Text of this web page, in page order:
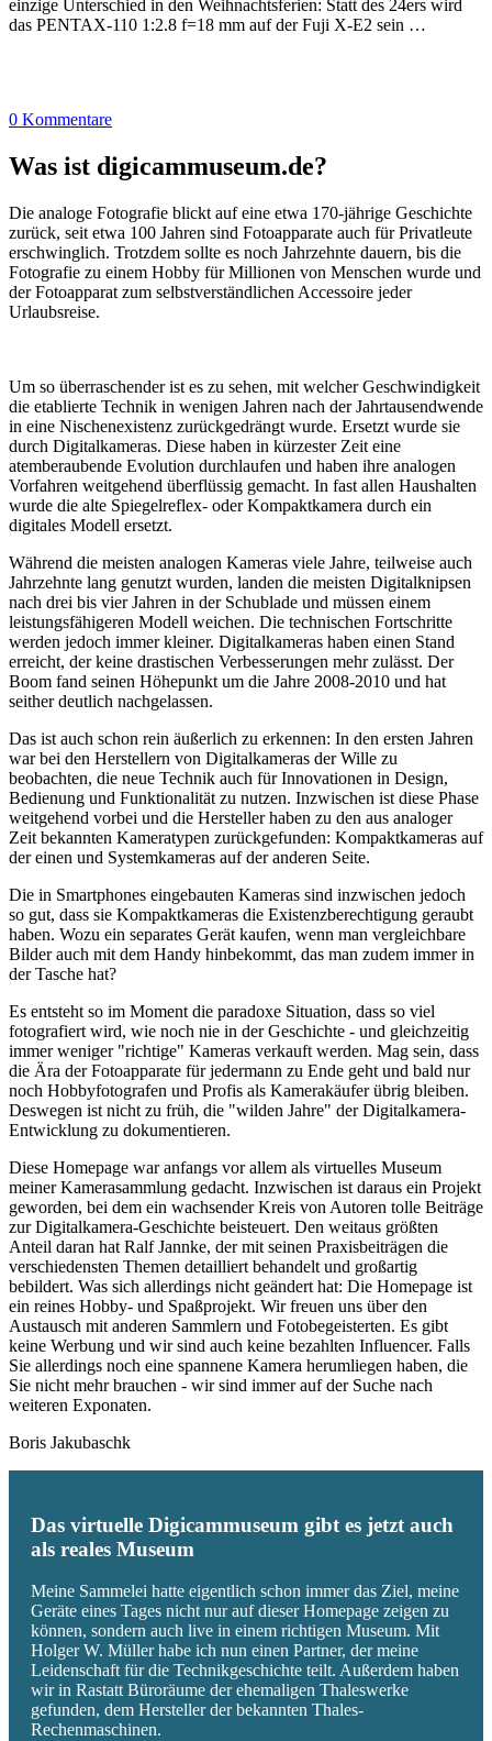
einzige Unterschied in den Weihnachtsferien: Statt des 24ers wird
das PENTAX-110 1:2.8 f=18 mm auf der Fuji X-E2 sein …
0 Kommentare
Was ist digicammuseum.de?
Die analoge Fotografie blickt auf eine etwa 170-jährige Geschichte
zurück, seit etwa 100 Jahren sind Fotoapparate auch für Privatleute
erschwinglich. Trotzdem sollte es noch Jahrzehnte dauern, bis die
Fotografie zu einem Hobby für Millionen von Menschen wurde und
der Fotoapparat zum selbstverständlichen Accessoire jeder
Urlaubsreise.
Um so überraschender ist es zu sehen, mit welcher Geschwindigkeit
die etablierte Technik in wenigen Jahren nach der Jahrtausendwende
in eine Nischenexistenz zurückgedrängt wurde. Ersetzt wurde sie
durch Digitalkameras. Diese haben in kürzester Zeit eine
atemberaubende Evolution durchlaufen und haben ihre analogen
Vorfahren weitgehend überflüssig gemacht. In fast allen Haushalten
wurde die alte Spiegelreflex- oder Kompaktkamera durch ein
digitales Modell ersetzt.
Während die meisten analogen Kameras viele Jahre, teilweise auch
Jahrzehnte lang genutzt wurden, landen die meisten Digitalknipsen
nach drei bis vier Jahren in der Schublade und müssen einem
leistungsfähigeren Modell weichen. Die technischen Fortschritte
werden jedoch immer kleiner. Digitalkameras haben einen Stand
erreicht, der keine drastischen Verbesserungen mehr zulässt. Der
Boom fand seinen Höhepunkt um die Jahre 2008-2010 und hat
seither deutlich nachgelassen.
Das ist auch schon rein äußerlich zu erkennen: In den ersten Jahren
war bei den Herstellern von Digitalkameras der Wille zu
beobachten, die neue Technik auch für Innovationen in Design,
Bedienung und Funktionalität zu nutzen. Inzwischen ist diese Phase
weitgehend vorbei und die Hersteller haben zu den aus analoger
Zeit bekannten Kameratypen zurückgefunden: Kompaktkameras auf
der einen und Systemkameras auf der anderen Seite.
Die in Smartphones eingebauten Kameras sind inzwischen jedoch
so gut, dass sie Kompaktkameras die Existenzberechtigung geraubt
haben. Wozu ein separates Gerät kaufen, wenn man vergleichbare
Bilder auch mit dem Handy hinbekommt, das man zudem immer in
der Tasche hat?
Es entsteht so im Moment die paradoxe Situation, dass so viel
fotografiert wird, wie noch nie in der Geschichte - und gleichzeitig
immer weniger "richtige" Kameras verkauft werden. Mag sein, dass
die Ära der Fotoapparate für jedermann zu Ende geht und bald nur
noch Hobbyfotografen und Profis als Kamerakäufer übrig bleiben.
Deswegen ist nicht zu früh, die "wilden Jahre" der Digitalkamera-
Entwicklung zu dokumentieren.
Diese Homepage war anfangs vor allem als virtuelles Museum
meiner Kamerasammlung gedacht. Inzwischen ist daraus ein Projekt
geworden, bei dem ein wachsender Kreis von Autoren tolle Beiträge
zur Digitalkamera-Geschichte beisteuert. Den weitaus größten
Anteil daran hat Ralf Jannke, der mit seinen Praxisbeiträgen die
verschiedensten Themen detailliert behandelt und großartig
bebildert. Was sich allerdings nicht geändert hat: Die Homepage ist
ein reines Hobby- und Spaßprojekt. Wir freuen uns über den
Austausch mit anderen Sammlern und Fotobegeisterten. Es gibt
keine Werbung und wir sind auch keine bezahlten Influencer. Falls
Sie allerdings noch eine spannene Kamera herumliegen haben, die
Sie nicht mehr brauchen - wir sind immer auf der Suche nach
weiteren Exponaten.
Boris Jakubaschk
Das virtuelle Digicammuseum gibt es jetzt auch
als reales Museum
Meine Sammelei hatte eigentlich schon immer das Ziel, meine
Geräte eines Tages nicht nur auf dieser Homepage zeigen zu
können, sondern auch live in einem richtigen Museum. Mit
Holger W. Müller habe ich nun einen Partner, der meine
Leidenschaft für die Technikgeschichte teilt. Außerdem haben
wir in Rastatt Büroräume der ehemaligen Thaleswerke
gefunden, dem Hersteller der bekannten Thales-
Rechenmaschinen.